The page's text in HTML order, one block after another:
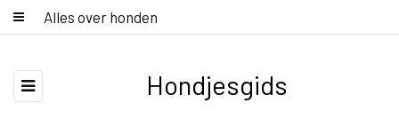
Alles over honden
Hondjesgids